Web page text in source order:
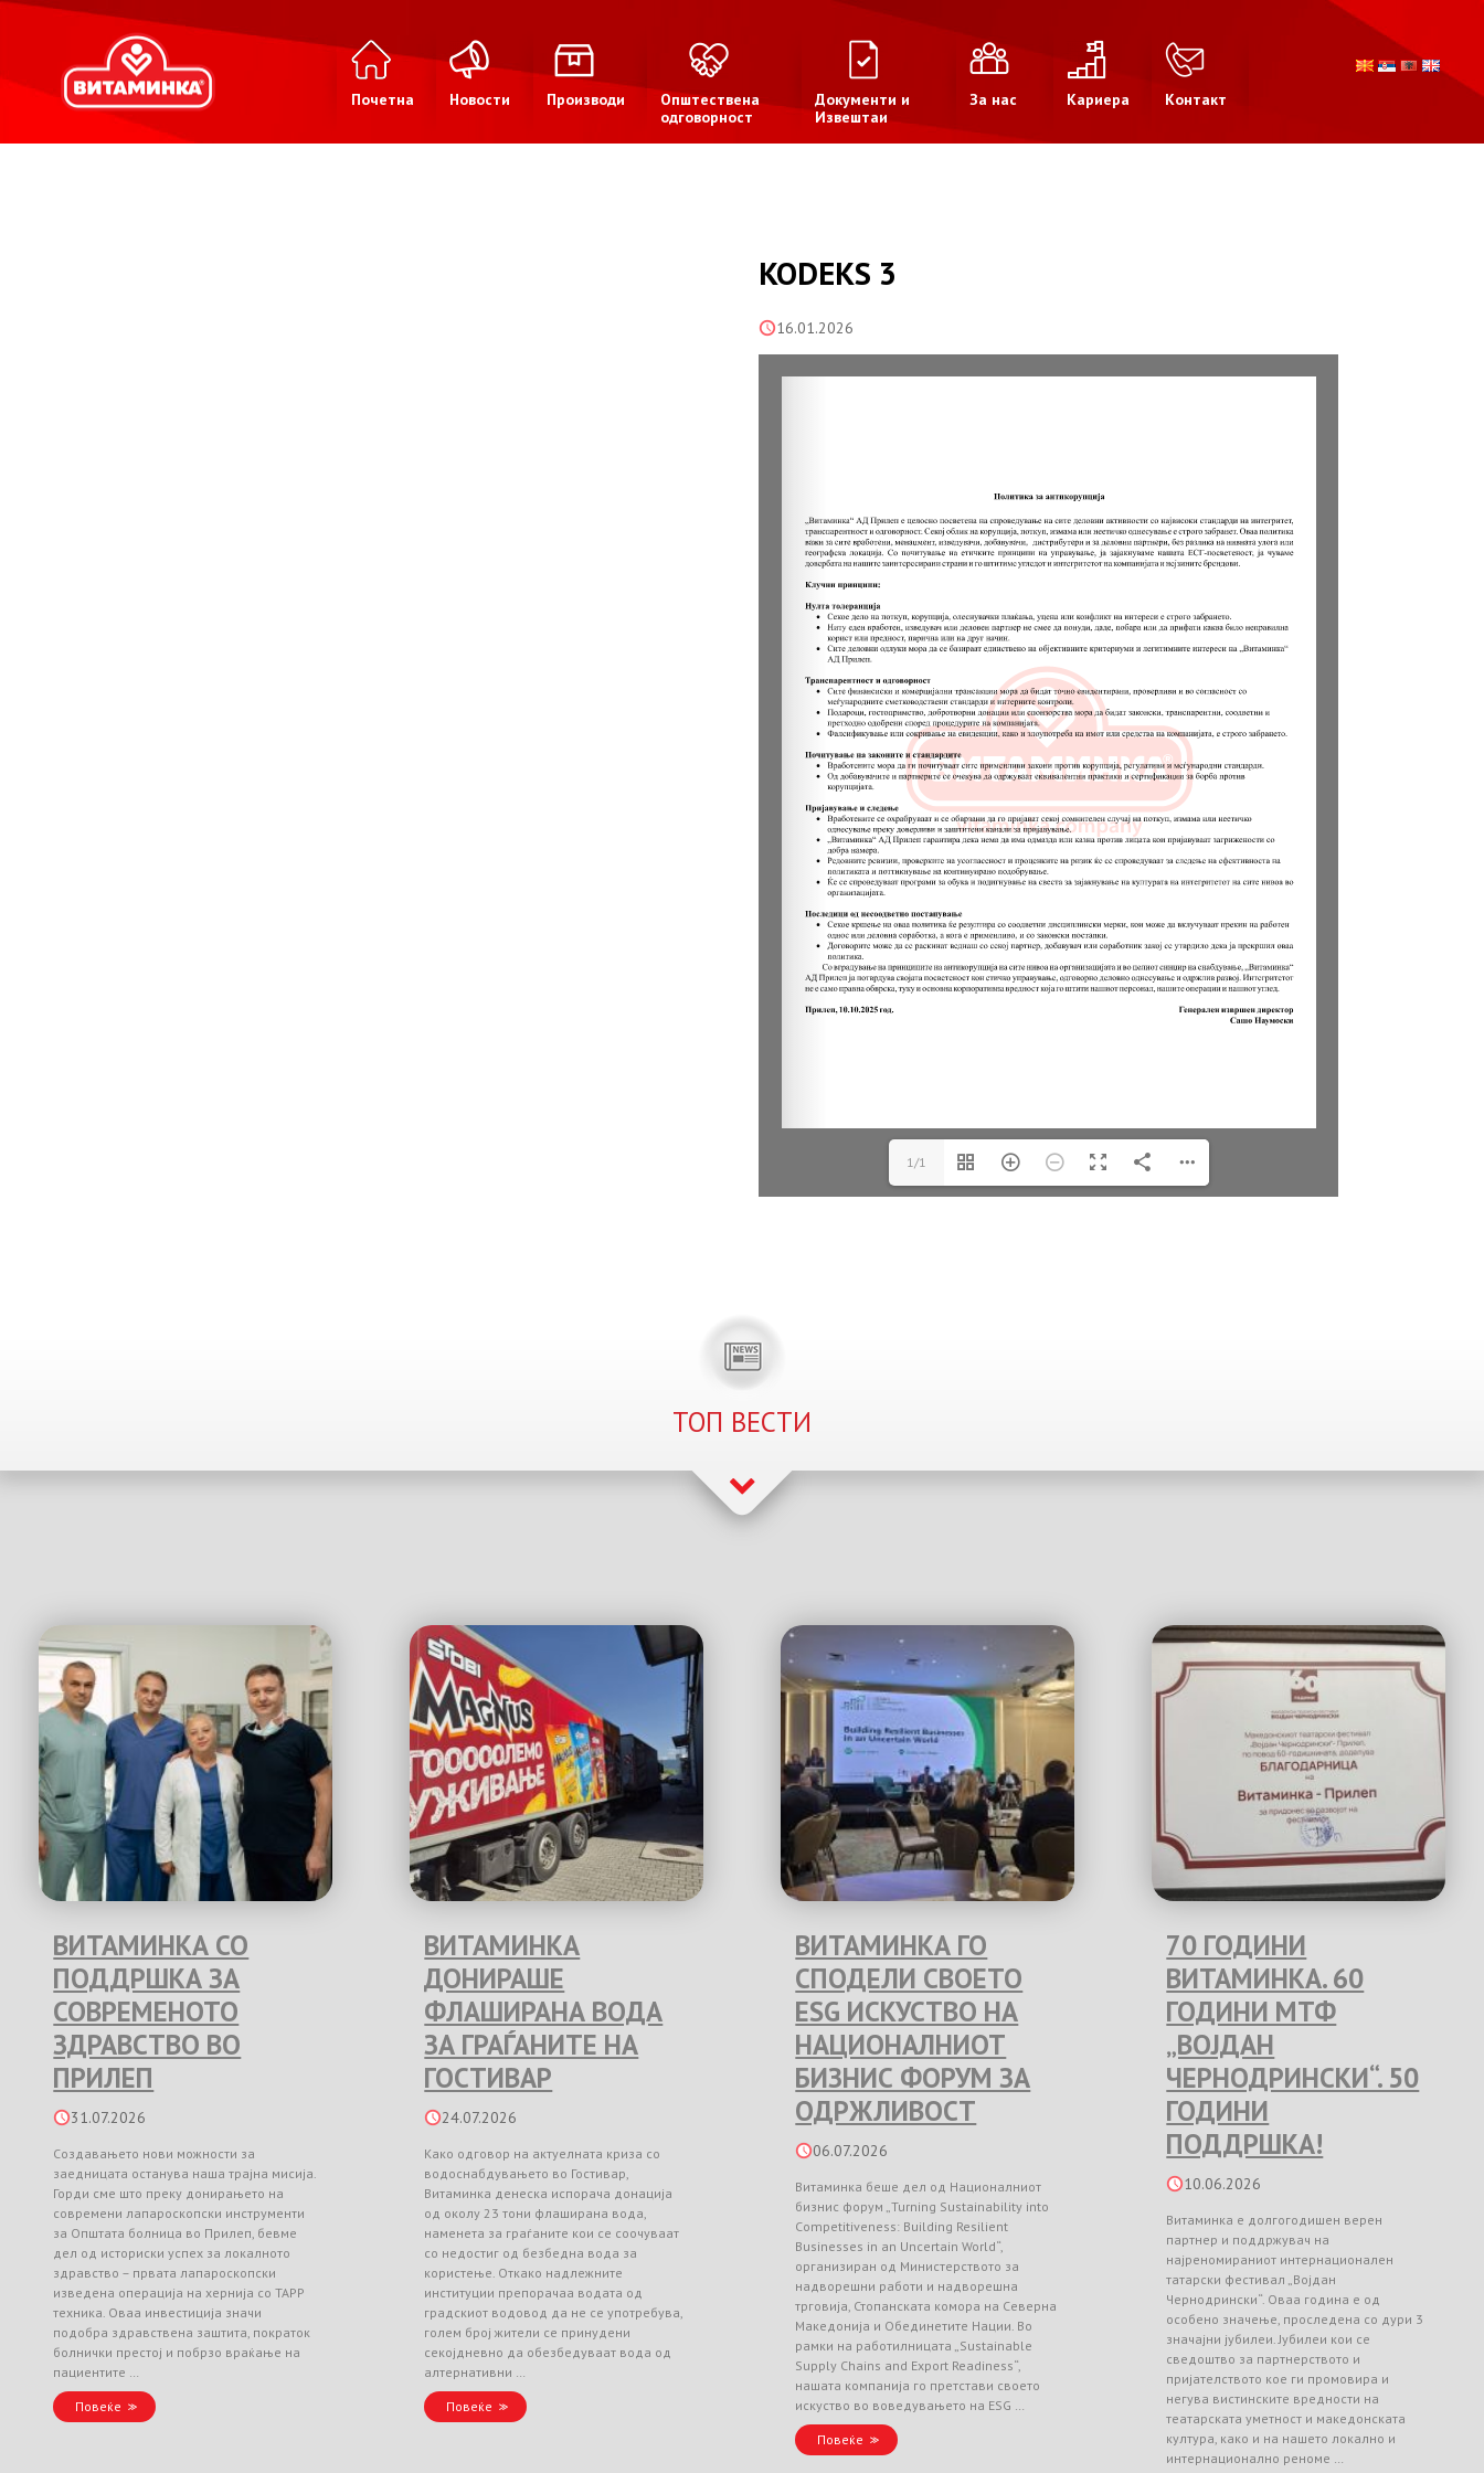
Почетна Новости Производи
Општествена
одговорност
Документи и
Извештаи
За нас Кариера Контакт
KODEKS 3
16.01.2026
1/1
ТОП ВЕСТИ
ВИТАМИНКА СО
ПОДДРШКА ЗА
СОВРЕМЕНОТО
ЗДРАВСТВО ВО
ПРИЛЕП
31.07.2026
Создавањето нови можности за
заедницата останува наша трајна мисија.
Горди сме што преку донирањето на
современи лапароскопски инструменти
за Општата болница во Прилеп, бевме
дел од историски успех за локалното
здравство – првата лапароскопски
изведена операција на хернија со TAPP
техника. Оваа инвестиција значи
подобра здравствена заштита, пократок
болнички престој и побрзо враќање на
пациентите …
Повеќе
ВИТАМИНКА
ДОНИРАШЕ
ФЛАШИРАНА ВОДА
ЗА ГРАЃАНИТЕ НА
ГОСТИВАР
24.07.2026
Како одговор на актуелната криза со
водоснабдувањето во Гостивар,
Витаминка денеска испорача донација
од околу 23 тони флаширана вода,
наменета за граѓаните кои се соочуваат
со недостиг од безбедна вода за
користење. Откако надлежните
институции препорачаа водата од
градскиот водовод да не се употребува,
голем број жители се принудени
секојдневно да обезбедуваат вода од
алтернативни …
Повеќе
ВИТАМИНКА ГО
СПОДЕЛИ СВОЕТО
ESG ИСКУСТВО НА
НАЦИОНАЛНИОТ
БИЗНИС ФОРУМ ЗА
ОДРЖЛИВОСТ
06.07.2026
Витаминка беше дел од Националниот
бизнис форум „Turning Sustainability into
Competitiveness: Building Resilient
Businesses in an Uncertain World“,
организиран од Министерството за
надворешни работи и надворешна
трговија, Стопанската комора на Северна
Македонија и Обединетите Нации. Во
рамки на работилницата „Sustainable
Supply Chains and Export Readiness“,
нашата компанија го претстави своето
искуство во воведувањето на ESG …
Повеќе
70 ГОДИНИ
ВИТАМИНКА. 60
ГОДИНИ МТФ
„ВОЈДАН
ЧЕРНОДРИНСКИ“. 50
ГОДИНИ
ПОДДРШКА!
10.06.2026
Витаминка е долгогодишен верен
партнер и поддржувач на
најреномираниот интернационален
татарски фестивал „Војдан
Чернодрински“. Оваа година е од
особено значење, проследена со дури 3
значајни јубилеи. Јубилеи кои се
сведоштво за партнерството и
пријателството кое ги промовира и
негува вистинските вредности на
театарската уметност и македонската
култура, како и на нашето локално и
интернационално реноме …